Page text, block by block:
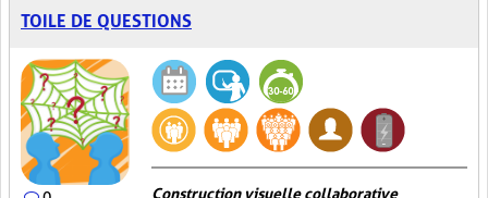
TOILE DE QUESTIONS
Construction visuelle collaborative